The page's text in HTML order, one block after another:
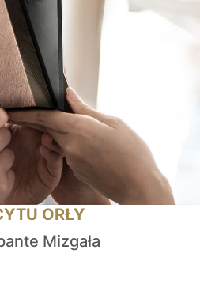
ORŁY
Mizgała